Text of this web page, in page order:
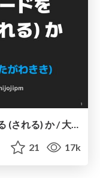
君たちはどうコードをレビューする (される) か / 大吉祥寺.pm
21 17k